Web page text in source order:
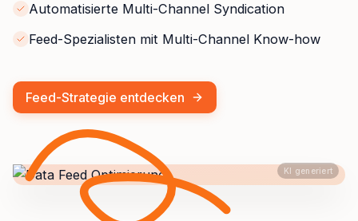
Automatisierte Multi-Channel Syndication
Feed-Spezialisten mit Multi-Channel Know-how
Feed-Strategie entdecken
KI generiert